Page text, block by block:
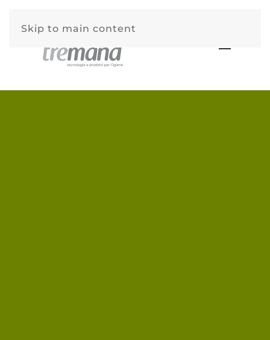
Skip to main content